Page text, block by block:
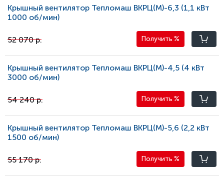
Крышный вентилятор Тепломаш ВКРЦ(М)-6,3 (1,1 кВт
1000 oб/мин)
52 070 р. Получить %
Крышный вентилятор Тепломаш ВКРЦ(М)-4,5 (4 кВт
3000 oб/мин)
54 240 р. Получить %
Крышный вентилятор Тепломаш ВКРЦ(М)-5,6 (2,2 кВт
1500 oб/мин)
55 170 р. Получить %